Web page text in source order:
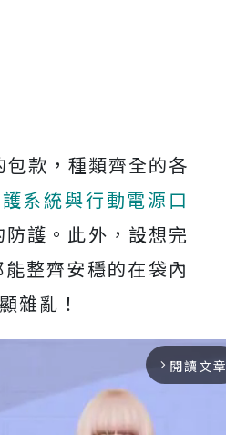
款，種類齊全的各
系統與行動電源口
護。此外，設想完
整齊安穩的在袋內
雜亂！
arrow_forward_ios 閱讀文章